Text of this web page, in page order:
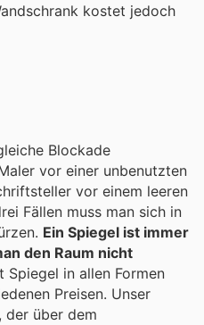
kostet jedoch
Blockade
vor einer unbenutzten
vor einem leeren
Fällen muss man sich in
Ein Spiegel ist immer
den Raum nicht
Spiegel in allen Formen
Preisen. Unser
der über dem